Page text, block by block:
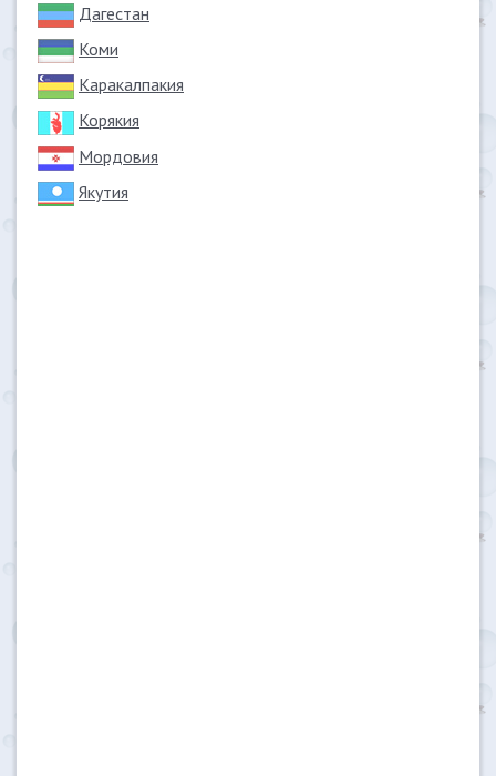
Дагестан
Коми
Каракалпакия
Корякия
Мордовия
Якутия